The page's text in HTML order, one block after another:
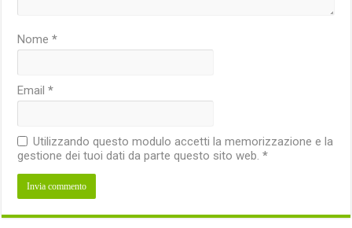
Nome*
Email*
Utilizzando questo modulo accetti la memorizzazione e la
gestione dei tuoi dati da parte questo sito web.*